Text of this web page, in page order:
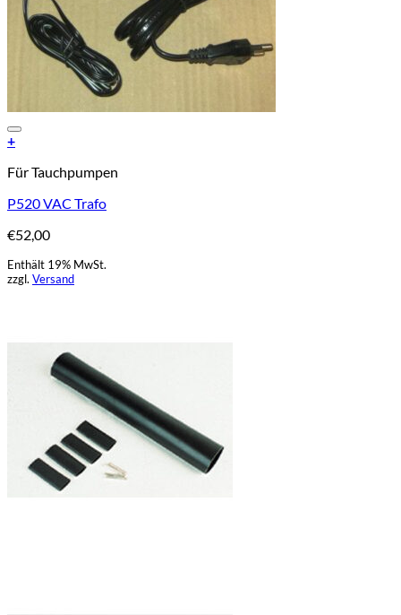
+
Für Tauchpumpen
P520 VAC Trafo
€52,00
Enthält 19% MwSt.
zzgl. Versand